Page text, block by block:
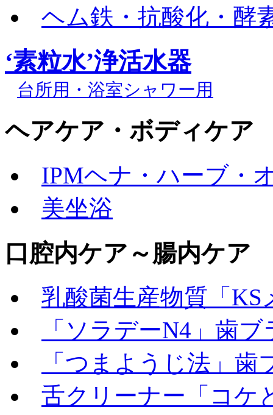
ヘム鉄・抗酸化・酵
‘素粒水’浄活水器
台所用・浴室シャワー用
ヘアケア・ボディケア
IPMヘナ・ハーブ・
美坐浴
口腔内ケア～腸内ケア
乳酸菌生産物質「KS
「ソラデーN4」歯ブ
「つまようじ法」歯
舌クリーナー「コケ